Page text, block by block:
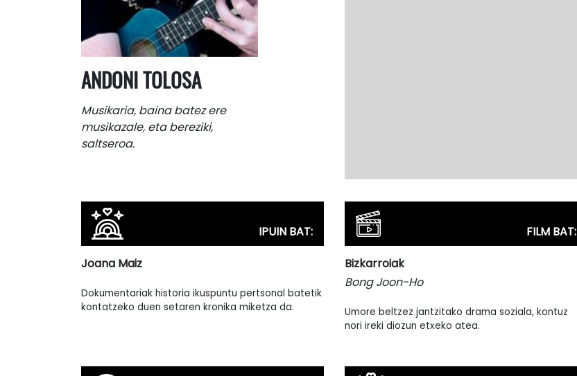
ANDONI TOLOSA
Musikaria, baina batez ere
musikazale, eta bereziki,
saltseroa.
IPUIN BAT:
Joana Maiz
Dokumentariak historia ikuspuntu pertsonal batetik
kontatzeko duen setaren kronika miketza da.
FILM BAT:
Bizkarroiak
Bong Joon-Ho
Umore beltzez jantzitako drama soziala, kontuz
nori ireki diozun etxeko atea.